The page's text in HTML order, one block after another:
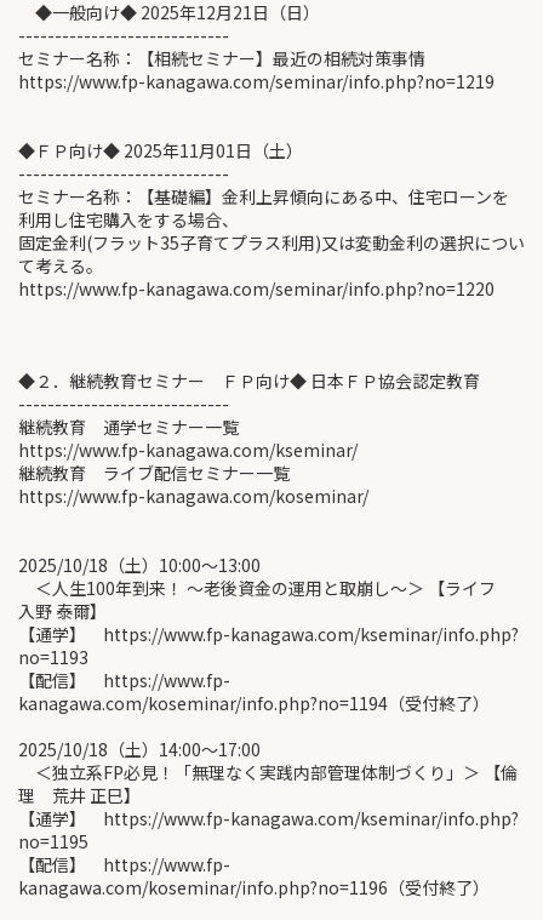
◆一般向け◆ 2025年12月21日（日）
-----------------------------
セミナー名称：【相続セミナー】最近の相続対策事情
https://www.fp-kanagawa.com/seminar/info.php?no=1219
◆ＦＰ向け◆ 2025年11月01日（土）
-----------------------------
セミナー名称：【基礎編】金利上昇傾向にある中、住宅ローンを
利用し住宅購入をする場合、
固定金利(フラット35子育てプラス利用)又は変動金利の選択につい
て考える。
https://www.fp-kanagawa.com/seminar/info.php?no=1220
◆２．継続教育セミナー ＦＰ向け◆ 日本ＦＰ協会認定教育
-----------------------------
継続教育 通学セミナー一覧
https://www.fp-kanagawa.com/kseminar/
継続教育 ライブ配信セミナー一覧
https://www.fp-kanagawa.com/koseminar/
2025/10/18（土）10:00〜13:00
＜人生100年到来！ ～老後資金の運用と取崩し～＞ 【ライフ
入野 泰爾】
【通学】 https://www.fp-kanagawa.com/kseminar/info.php?
no=1193
【配信】 https://www.fp-
kanagawa.com/koseminar/info.php?no=1194（受付終了）
2025/10/18（土）14:00〜17:00
＜独立系FP必見！「無理なく実践内部管理体制づくり」＞ 【倫
理 荒井 正巳】
【通学】 https://www.fp-kanagawa.com/kseminar/info.php?
no=1195
【配信】 https://www.fp-
kanagawa.com/koseminar/info.php?no=1196（受付終了）